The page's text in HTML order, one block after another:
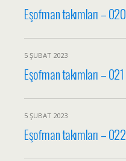
Eşofman takımları – 020
5 ŞUBAT 2023
Eşofman takımları – 021
5 ŞUBAT 2023
Eşofman takımları – 022